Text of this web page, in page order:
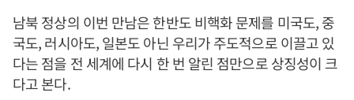
남북 정상의 이번 만남은 한반도 비핵화 문제를 미국도, 중
국도, 러시아도, 일본도 아닌 우리가 주도적으로 이끌고 있
다는 점을 전 세계에 다시 한 번 알린 점만으로 상징성이 크
다고 본다.